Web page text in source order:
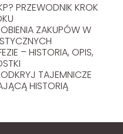
PRZEWODNIK KROK
ZAKUPÓW W
– HISTORIA, OPIS,
TAJEMNICZE
HISTORIĄ